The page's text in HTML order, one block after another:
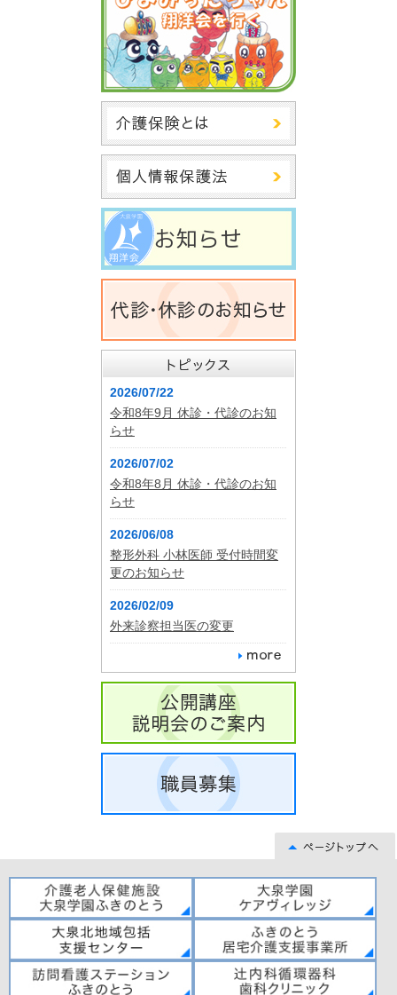
2026/07/22
令和8年9月 休診・代診のお知
らせ
2026/07/02
令和8年8月 休診・代診のお知
らせ
2026/06/08
整形外科 小林医師 受付時間変
更のお知らせ
2026/02/09
外来診察担当医の変更